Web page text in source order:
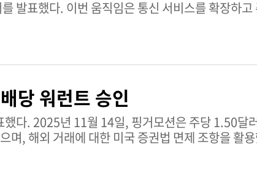
발표했다. 이번 움직임은 통신 서비스를 확장하
당 워런트 승인
만 주를 발행하여 사모
며, 해외 거래에 대한 미국 증권법 면제 조항을 활